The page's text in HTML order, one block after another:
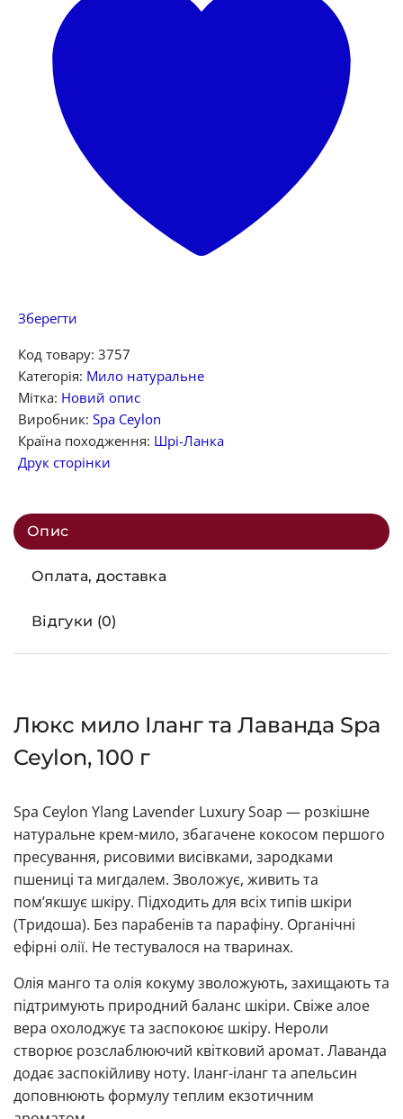
Зберегти
Код товару: 3757
Категорія: Мило натуральне
Мітка: Новий опис
Виробник: Spa Ceylon
Країна походження: Шрі-Ланка
Друк сторінки
Опис
Оплата, доставка
Відгуки (0)
Люкс мило Іланг та Лаванда Spa
Ceylon, 100 г
Spa Ceylon Ylang Lavender Luxury Soap — розкішне
натуральне крем-мило, збагачене кокосом першого
пресування, рисовими висівками, зародками
пшениці та мигдалем. Зволожує, живить та
пом’якшує шкіру. Підходить для всіх типів шкіри
(Тридоша). Без парабенів та парафіну. Органічні
ефірні олії. Не тестувалося на тваринах.
Олія манго та олія кокуму зволожують, захищають та
підтримують природний баланс шкіри. Свіже алое
вера охолоджує та заспокоює шкіру. Нероли
створює розслаблюючий квітковий аромат. Лаванда
додає заспокійливу ноту. Іланг-іланг та апельсин
доповнюють формулу теплим екзотичним